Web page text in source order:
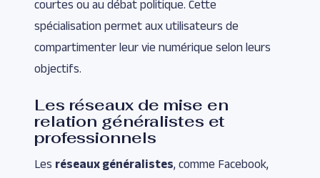
courtes ou au débat politique. Cette
spécialisation permet aux utilisateurs de
compartimenter leur vie numérique selon leurs
objectifs.
Les réseaux de mise en
relation généralistes et
professionnels
Les réseaux généralistes, comme Facebook,